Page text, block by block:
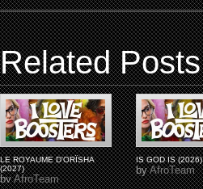
Related Posts
LE ROYAUME D'ORÏSHA
(2027)
byAfroTeam
IS GOD IS (2026)
byAfroTeam